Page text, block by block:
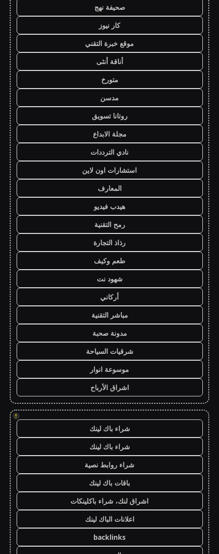
صحيفة نهج
كار نيوز
موقع خبرة التقني
أناقة أنثى
متورخ
مدسن
روتانا تسويق
مجلة الابداع
نادي الترددات
استشارات اون لاين
المعارف
هيدب فيديو
رمح التقنية
رذاذ التجارة
طعم وكيف
شهود نت
أركاني
مباشر التقنية
مدونة صحبة
شرقيات السياحة
موسوعة انوار
اشراق الأرباح
!
شراء باك لينك
شراء باك لينك
شراء روابط نصية
باقات باك لينك
اشراق لنك، شراء باكلينكات
اعلانات الباك لينك
backlinks